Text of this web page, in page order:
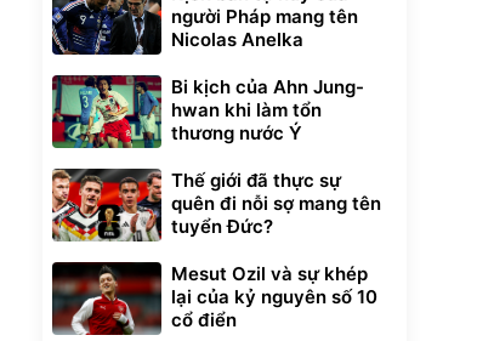
người Pháp mang tên
Nicolas Anelka
Bi kịch của Ahn Jung-
hwan khi làm tổn
thương nước Ý
Thế giới đã thực sự
quên đi nỗi sợ mang tên
tuyển Đức?
Mesut Ozil và sự khép
lại của kỷ nguyên số 10
cổ điển